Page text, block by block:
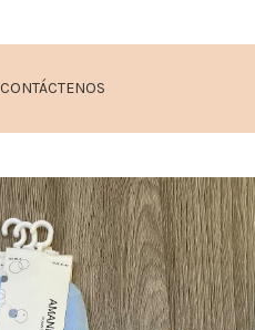
CONTÁCTENOS